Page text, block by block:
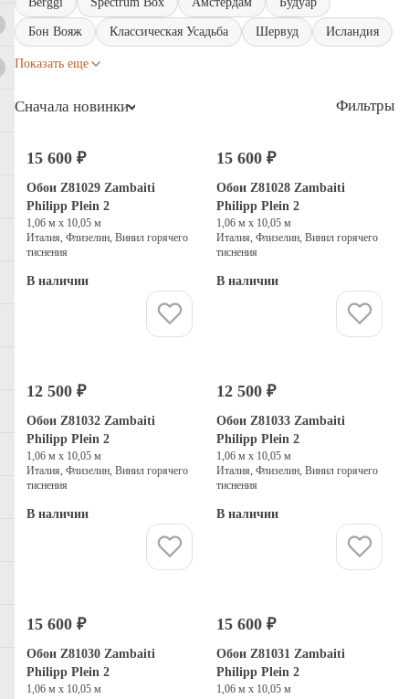
Бон Вояж Классическая Усадьба Шервуд Исландия
Показать еще
Сначала новинки Фильтры
15 600 ₽
Обои Z81029 Zambaiti
Philipp Plein 2
1,06 м х 10,05 м
Италия, Флизелин, Винил горячего
тиснения
В наличии
15 600 ₽
Обои Z81028 Zambaiti
Philipp Plein 2
1,06 м х 10,05 м
Италия, Флизелин, Винил горячего
тиснения
В наличии
12 500 ₽
Обои Z81032 Zambaiti
Philipp Plein 2
1,06 м х 10,05 м
Италия, Флизелин, Винил горячего
тиснения
В наличии
12 500 ₽
Обои Z81033 Zambaiti
Philipp Plein 2
1,06 м х 10,05 м
Италия, Флизелин, Винил горячего
тиснения
В наличии
15 600 ₽
Обои Z81030 Zambaiti
Philipp Plein 2
1,06 м х 10,05 м
15 600 ₽
Обои Z81031 Zambaiti
Philipp Plein 2
1,06 м х 10,05 м